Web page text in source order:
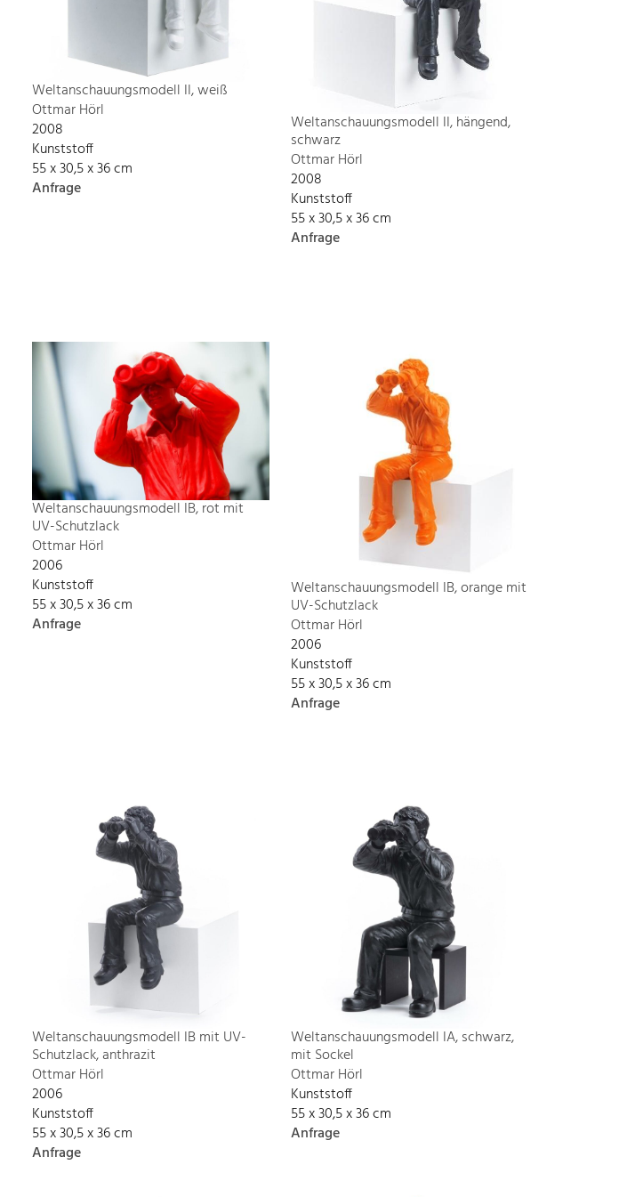
Weltanschauungsmodell II, weiß
Ottmar Hörl
2008
Kunststoff
55 x 30,5 x 36 cm
Anfrage
Weltanschauungsmodell II, hängend,
schwarz
Ottmar Hörl
2008
Kunststoff
55 x 30,5 x 36 cm
Anfrage
Weltanschauungsmodell IB, rot mit
UV-Schutzlack
Ottmar Hörl
2006
Kunststoff
55 x 30,5 x 36 cm
Anfrage
Weltanschauungsmodell IB, orange mit
UV-Schutzlack
Ottmar Hörl
2006
Kunststoff
55 x 30,5 x 36 cm
Anfrage
Weltanschauungsmodell IB mit UV-
Schutzlack, anthrazit
Ottmar Hörl
2006
Kunststoff
55 x 30,5 x 36 cm
Anfrage
Weltanschauungsmodell IA, schwarz,
mit Sockel
Ottmar Hörl
Kunststoff
55 x 30,5 x 36 cm
Anfrage